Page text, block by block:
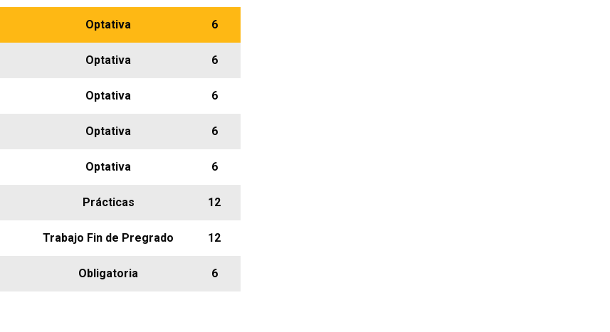
Optativa 6
Optativa 6
Optativa 6
Optativa 6
Optativa 6
Prácticas 12
Trabajo Fin de Pregrado 12
Obligatoria 6